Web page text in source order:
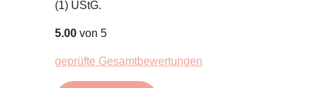
(1) UStG.
5.00 von 5
geprüfte Gesamtbewertungen